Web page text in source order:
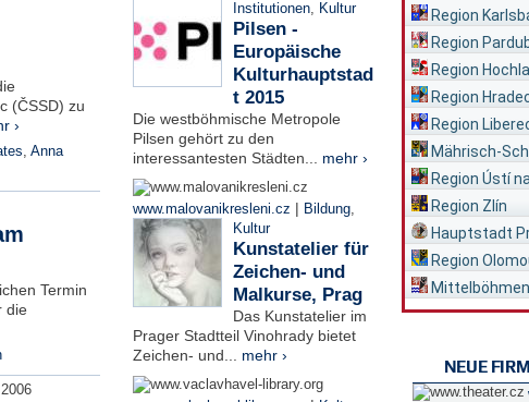
(ČSSD) zu
›
, Anna
Termin
die
Institutionen, Kultur
Pilsen -
Europäische
Kulturhauptstad
t 2015
Die westböhmische Metropole
Pilsen gehört zu den
interessantesten Städten... mehr ›
www.malovanikresleni.cz | Bildung,
Kultur
Kunstatelier für
Zeichen- und
Malkurse, Prag
Das Kunstatelier im
Prager Stadtteil Vinohrady bietet
Zeichen- und... mehr ›
Region
Region
Region
Region
Region
Mährisch-
Region Ústí
Region Zlín
Hauptstadt
Region
Mittelböhmen
NEUE